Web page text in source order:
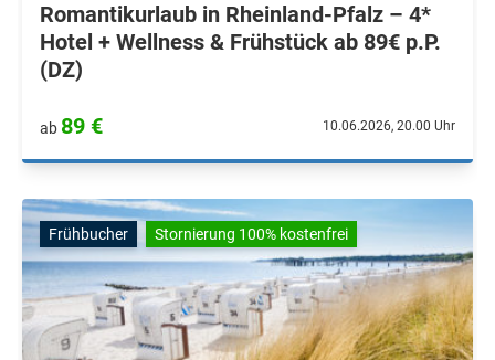
Romantikurlaub in Rheinland-Pfalz – 4*
Hotel + Wellness & Frühstück ab 89€ p.P.
(DZ)
ab 89 € 10.06.2026, 20.00 Uhr
Frühbucher Stornierung 100% kostenfrei